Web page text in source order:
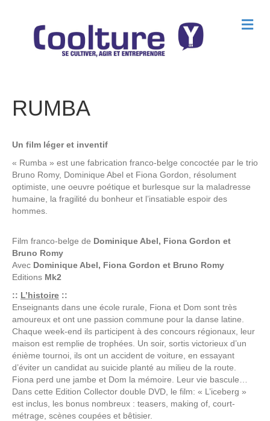
M
e
RUMBA
Un film léger et inventif
« Rumba » est une fabrication franco-belge concoctée par le trio
Bruno Romy, Dominique Abel et Fiona Gordon, résolument
optimiste, une oeuvre poétique et burlesque sur la maladresse
humaine, la fragilité du bonheur et l’insatiable espoir des
hommes.
Film franco-belge de Dominique Abel, Fiona Gordon et
Bruno Romy
Avec Dominique Abel, Fiona Gordon et Bruno Romy
Editions Mk2
:: L’histoire ::
Enseignants dans une école rurale, Fiona et Dom sont très
amoureux et ont une passion commune pour la danse latine.
Chaque week-end ils participent à des concours régionaux, leur
maison est remplie de trophées. Un soir, sortis victorieux d’un
énième tournoi, ils ont un accident de voiture, en essayant
d’éviter un candidat au suicide planté au milieu de la route.
Fiona perd une jambe et Dom la mémoire. Leur vie bascule…
Dans cette Edition Collector double DVD, le film: « L’iceberg »
est inclus, les bonus nombreux : teasers, making of, court-
métrage, scènes coupées et bêtisier.